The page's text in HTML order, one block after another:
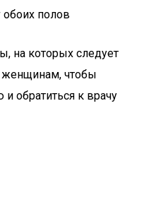
полов
на которых следует
женщинам, чтобы
обратиться к врачу